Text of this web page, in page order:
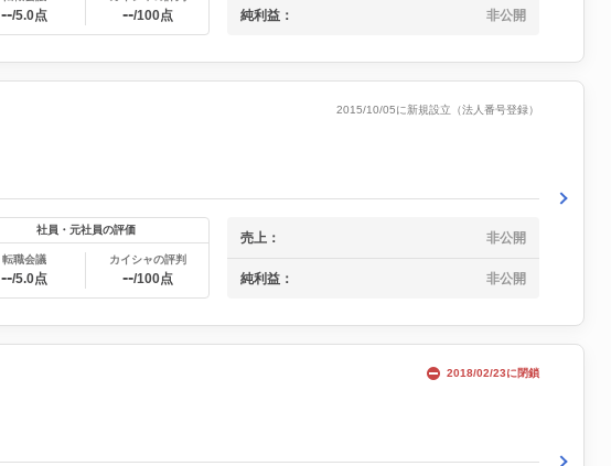
--/5.0点 --/100点 純利益： 非公開
2015/10/05に新規設立（法人番号登録）
社員・元社員の評価
転職会議
--/5.0点
カイシャの評判
--/100点
売上： 非公開
純利益： 非公開
2018/02/23に閉鎖